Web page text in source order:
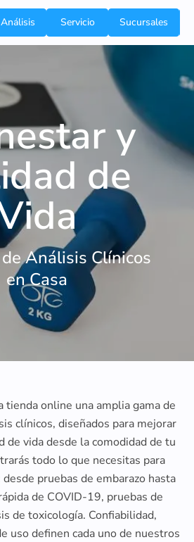
Análisis
de
Servicio
a
Sucursales
y
de
Análisis Clínicos
en Casa
tienda online una amplia gama de
clínicos, diseñados para mejorar
de vida desde la comodidad de tu
todo lo que necesitas para
pruebas de embarazo hasta
de COVID-19, pruebas de
de toxicología. Confiabilidad,
uso definen cada uno de nuestros